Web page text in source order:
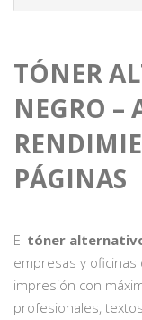
TÓNER
NEGRO –
PÁGINAS
El tóner
empresas y
impresión con
profesionales,